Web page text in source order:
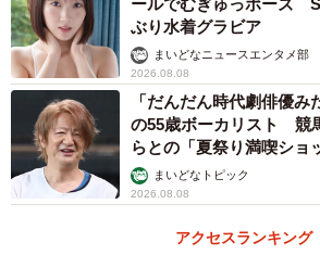
ールでむぎゅっポーズ
ぶり水着グラビア
まいどなニュースエンタメ部
2026.08.08
「だんだん時代劇俳優
の55歳ボーカリスト 競
らとの「夏祭り満喫ショ
まいどなトピック
2026.08.08
アクセスランキング